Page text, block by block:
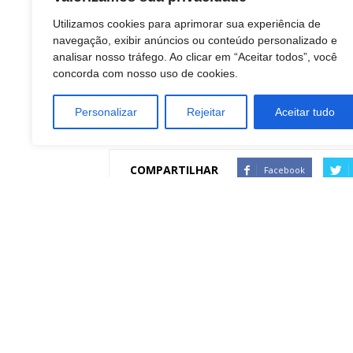
Utilizamos cookies para aprimorar sua experiência de
navegação, exibir anúncios ou conteúdo personalizado e
analisar nosso tráfego. Ao clicar em “Aceitar todos”, você
concorda com nosso uso de cookies.
Personalizar Rejeitar Aceitar tudo
COMPARTILHAR Facebook